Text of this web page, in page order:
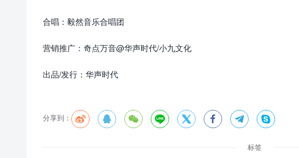
合唱：毅然音乐合唱团
营销推广：奇点万音@华声时代/小九文化
出品/发行：华声时代
分享到：        
标签